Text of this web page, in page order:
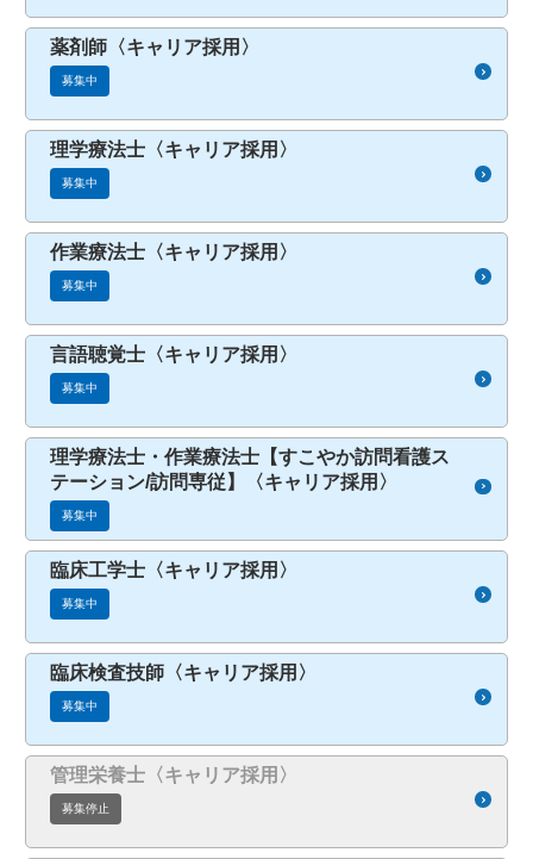
薬剤師〈キャリア採用〉
募集中
理学療法士〈キャリア採用〉
募集中
作業療法士〈キャリア採用〉
募集中
言語聴覚士〈キャリア採用〉
募集中
理学療法士・作業療法士【すこやか訪問看護ス
テーション/訪問専従】〈キャリア採用〉
募集中
臨床工学士〈キャリア採用〉
募集中
臨床検査技師〈キャリア採用〉
募集中
管理栄養士〈キャリア採用〉
募集停止